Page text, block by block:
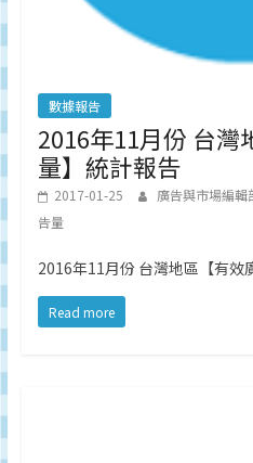
數據報告
2016年11月份 台灣
量】統計報告
2017-01-25 廣告與市場編輯
告量
2016年11月份 台灣地區【有效
Read more